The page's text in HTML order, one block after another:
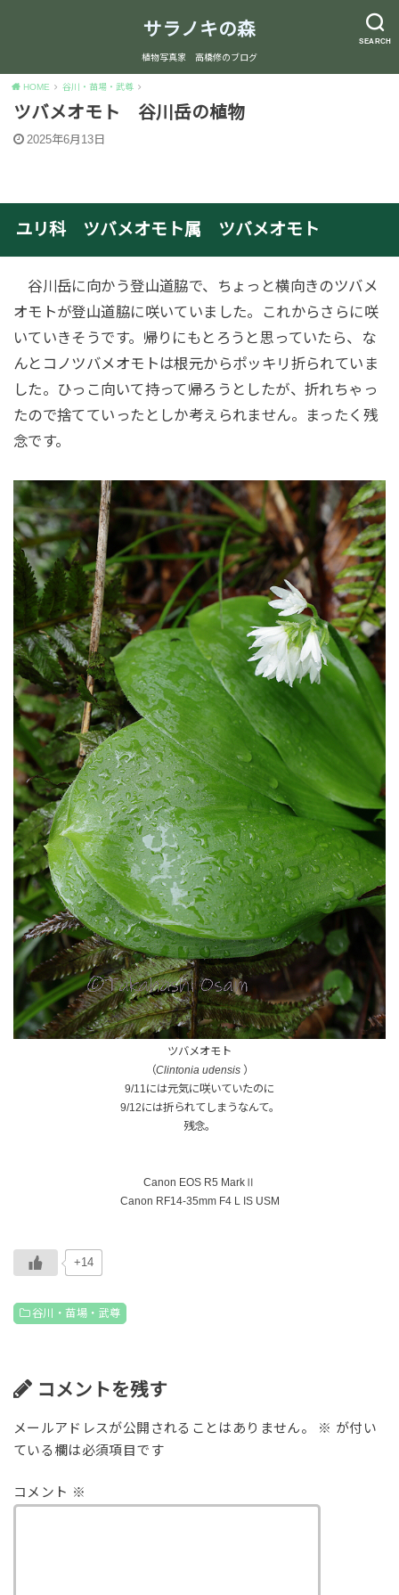
SEARCH
サラノキの森
植物写真家 高橋修のブログ
HOME 谷川・苗場・武尊
ツバメオモト 谷川岳の植物
2025年6月13日
ユリ科 ツバメオモト属 ツバメオモト
谷川岳に向かう登山道脇で、ちょっと横向きのツバメ
オモトが登山道脇に咲いていました。これからさらに咲
いていきそうです。帰りにもとろうと思っていたら、な
んとコノツバメオモトは根元からポッキリ折られていま
した。ひっこ向いて持って帰ろうとしたが、折れちゃっ
たので捨てていったとしか考えられません。まったく残
念です。
ツバメオモト
（Clintonia udensis ）
9/11には元気に咲いていたのに
9/12には折られてしまうなんて。
残念。
Canon EOS R5 MarkⅡ
Canon RF14-35mm F4 L IS USM
+14
谷川・苗場・武尊
コメントを残す
メールアドレスが公開されることはありません。 ※ が付い
ている欄は必須項目です
コメント ※